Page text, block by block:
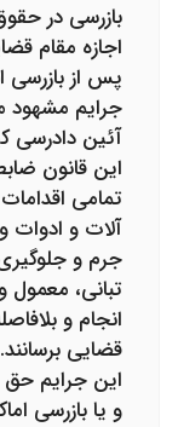
بازرسی در
اجازه مقام
پس از
این قانون
تمامی
آلات و ادوات
جرم و جلوگیری
تبانی،
انجام و
قضایی
این جرایم حق
و یا بازرسی